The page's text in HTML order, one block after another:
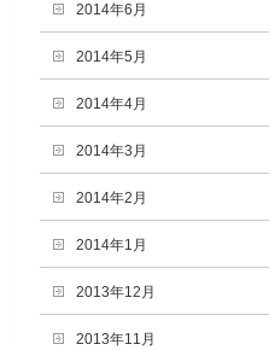
2014年6月
2014年5月
2014年4月
2014年3月
2014年2月
2014年1月
2013年12月
2013年11月